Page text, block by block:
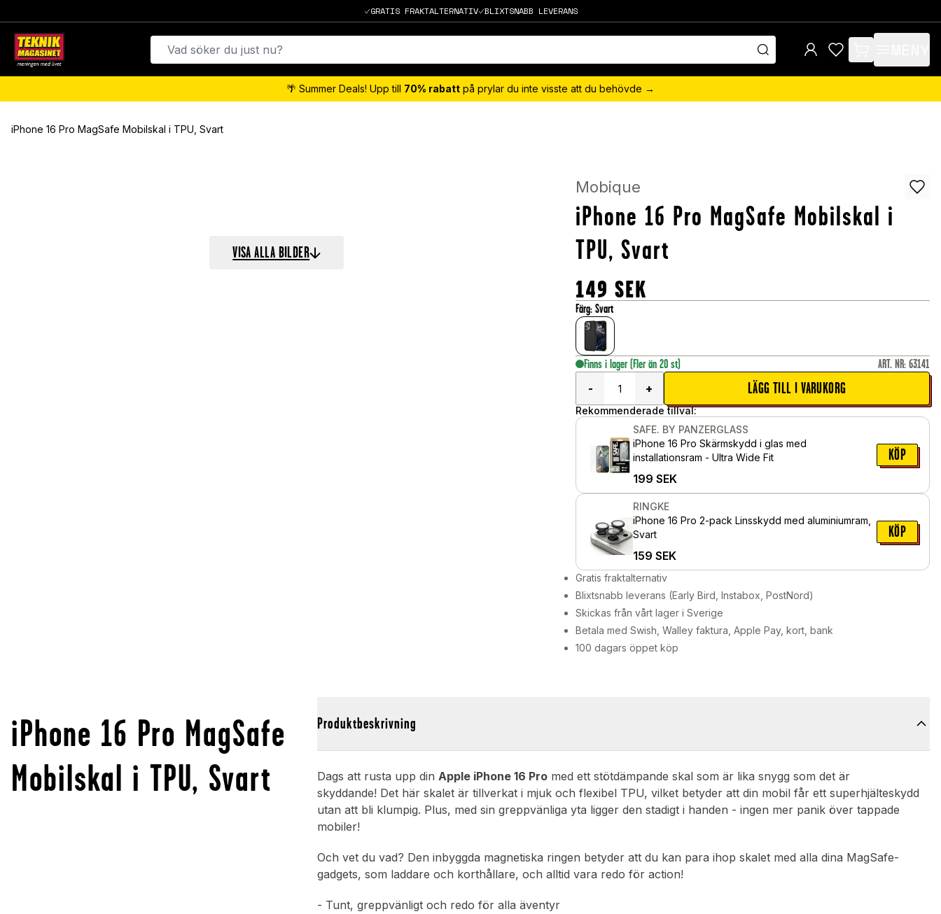
GRATIS FRAKTALTERNATIV BLIXTSNABB LEVERANS
items in cart, view
🌴 Summer Deals! Upp till 70% rabatt på prylar du inte visste att du behövde →
iPhone 16 Pro MagSafe Mobilskal i TPU, Svart
VISA ALLA BILDER
Mobique
iPhone 16 Pro MagSafe Mobilskal i
TPU, Svart
149 SEK
Färg:Svart
Finns i lager (Fler än 20 st) ART. NR: 63141
-
+ LÄGG TILL I VARUKORG
Rekommenderade tillval:
SAFE. BY PANZERGLASS
iPhone 16 Pro Skärmskydd i glas med
installationsram - Ultra Wide Fit
199 SEK
KÖP
RINGKE
iPhone 16 Pro 2-pack Linsskydd med aluminiumram,
Svart
159 SEK
KÖP
Gratis fraktalternativ
Blixtsnabb leverans (Early Bird, Instabox, PostNord)
Skickas från vårt lager i Sverige
Betala med Swish, Walley faktura, Apple Pay, kort, bank
100 dagars öppet köp
iPhone 16 Pro MagSafe
Mobilskal i TPU, Svart
Produktbeskrivning
Dags att rusta upp dinApple iPhone 16 Pro med ett stötdämpande skal som är lika snygg som det är
skyddande! Det här skalet är tillverkat i mjuk och flexibel TPU, vilket betyder att din mobil får ett superhjälteskydd
utan att bli klumpig. Plus, med sin greppvänliga yta ligger den stadigt i handen - ingen mer panik över tappade
mobiler!
Och vet du vad? Den inbyggda magnetiska ringen betyder att du kan para ihop skalet med alla dina MagSafe-
gadgets, som laddare och korthållare, och alltid vara redo för action!
- Tunt, greppvänligt och redo för alla äventyr